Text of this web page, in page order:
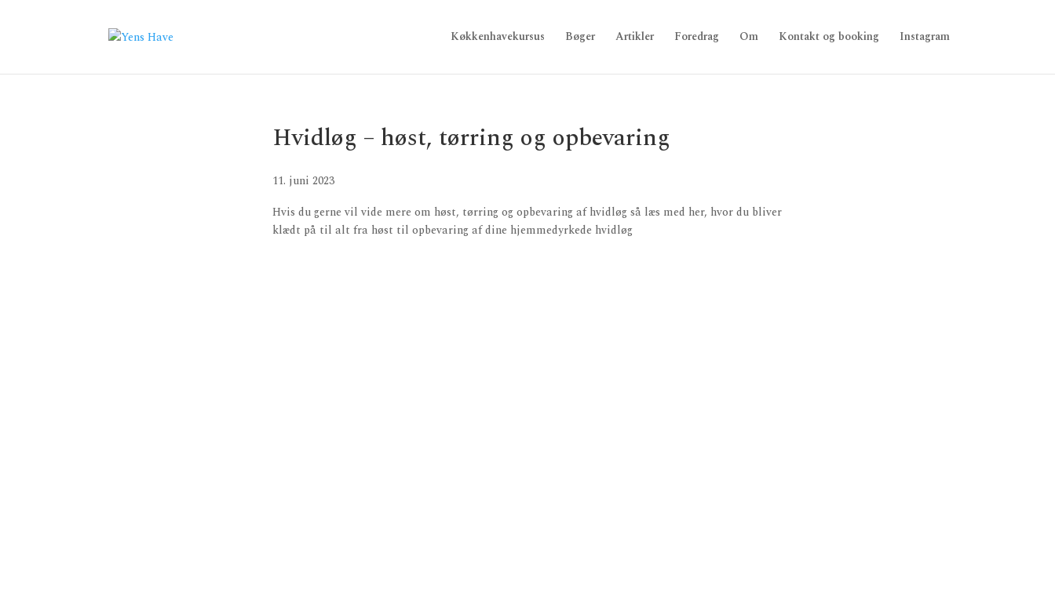
Køkkenhavekursus Bøger Artikler Foredrag Om Kontakt og booking Instagram
Hvidløg – høst, tørring og opbevaring
11. juni 2023
Hvis du gerne vil vide mere om høst, tørring og opbevaring af hvidløg så læs med her, hvor du bliver
klædt på til alt fra høst til opbevaring af dine hjemmedyrkede hvidløg